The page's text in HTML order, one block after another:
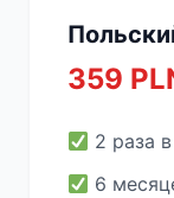
359
2 раза
6